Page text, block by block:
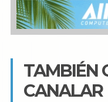
TAMBIÉN
CANALAR